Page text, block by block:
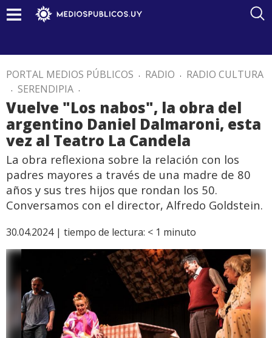
PORTAL MEDIOS PÚBLICOS . RADIO . RADIO CULTURA
. SERENDIPIA .
Vuelve "Los nabos", la obra del
argentino Daniel Dalmaroni, esta
vez al Teatro La Candela
La obra reflexiona sobre la relación con los
padres mayores a través de una madre de 80
años y sus tres hijos que rondan los 50.
Conversamos con el director, Alfredo Goldstein.
30.04.2024 | tiempo de lectura: < 1 minuto